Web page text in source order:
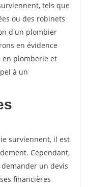
tels que
ou des robinets
d'un plombier
en évidence
en plomberie et
à un
surviennent, il est
Cependant,
un devis
financières